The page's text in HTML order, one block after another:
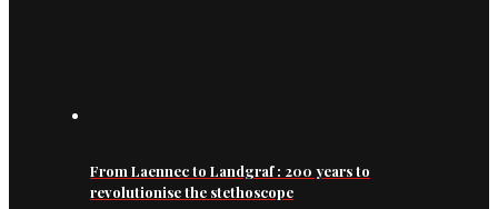
From Laennec to Landgraf : 200 years to
revolutionise the stethoscope